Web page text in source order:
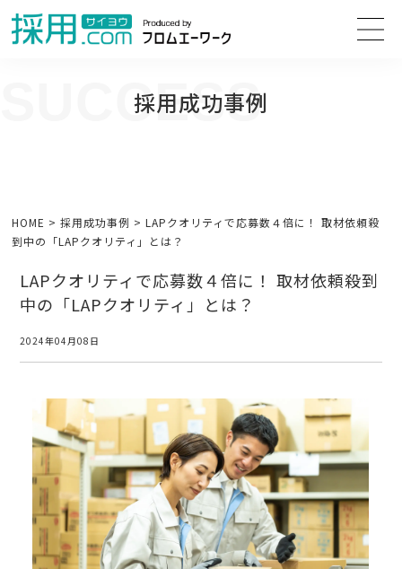
採用成功事例
SUCCESS
HOME >採用成功事例 >LAPクオリティで応募数４倍に！ 取材依頼殺
到中の「LAPクオリティ」とは？
LAPクオリティで応募数４倍に！ 取材依頼殺到
中の「LAPクオリティ」とは？
2024年04月08日